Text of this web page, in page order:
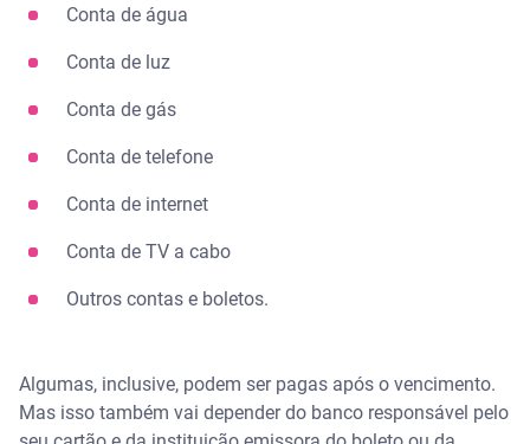
Conta de água
Conta de luz
Conta de gás
Conta de telefone
Conta de internet
Conta de TV a cabo
Outros contas e boletos.
Algumas, inclusive, podem ser pagas após o vencimento.
Mas isso também vai depender do banco responsável pelo